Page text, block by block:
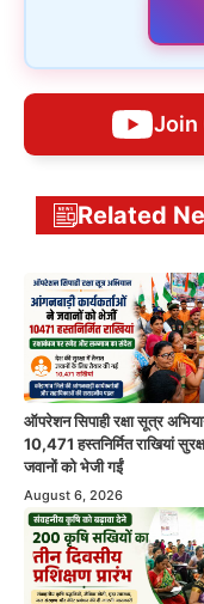
Join
Related
ऑपरेशन सिपाही रक्षा सूत्र
10,471 हस्तनिर्मित राखियां
जवानों को भेजी गईं
August 6, 2026